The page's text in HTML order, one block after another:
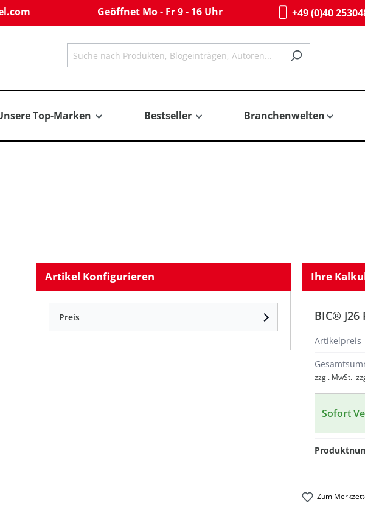
Geöffnet Mo - Fr 9 - 16 Uhr +49 (0)40
Top-Marken Bestseller Branchenwelten
Artikel Konfigurieren
Preis
Ihre
BIC® J26
Artikelpreis
zzgl. MwSt.
Sofort
Zum